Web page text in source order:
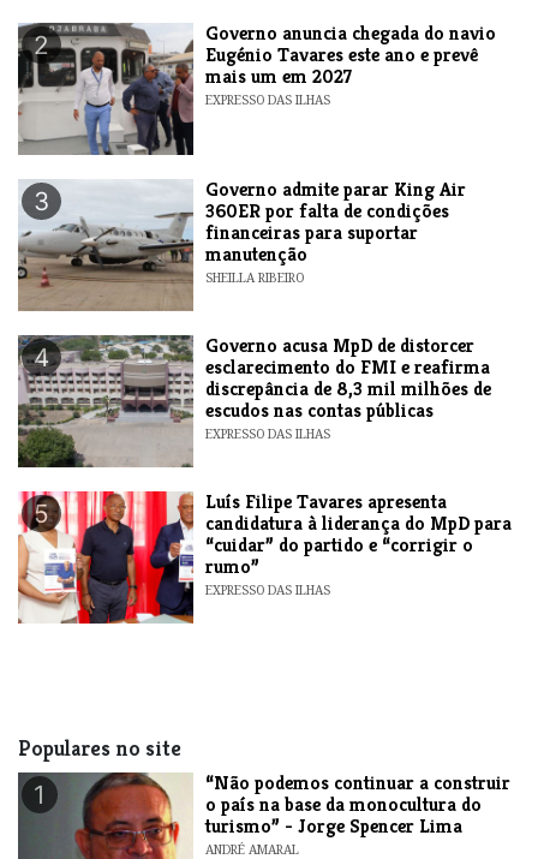
2
Governo anuncia chegada do navio
Eugénio Tavares este ano e prevê
mais um em 2027
EXPRESSO DAS ILHAS
3
Governo admite parar King Air
360ER por falta de condições
financeiras para suportar
manutenção
SHEILLA RIBEIRO
4
Governo acusa MpD de distorcer
esclarecimento do FMI e reafirma
discrepância de 8,3 mil milhões de
escudos nas contas públicas
EXPRESSO DAS ILHAS
5
Luís Filipe Tavares apresenta
candidatura à liderança do MpD para
“cuidar” do partido e “corrigir o
rumo”
EXPRESSO DAS ILHAS
Populares no site
1
“Não podemos continuar a construir
o país na base da monocultura do
turismo” - Jorge Spencer Lima
ANDRÉ AMARAL